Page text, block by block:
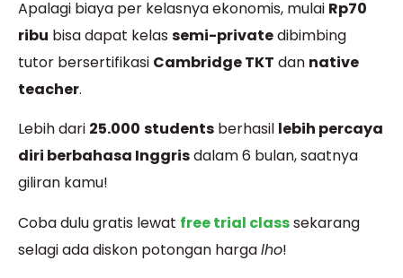
Apalagi biaya per kelasnya ekonomis, mulai Rp70
ribu bisa dapat kelas semi-privatedibimbing
tutor bersertifikasi Cambridge TKT dan native
teacher.
Lebih dari 25.000 students berhasil lebih percaya
diri berbahasa Inggrisdalam 6 bulan, saatnya
giliran kamu!
Coba dulu gratis lewat free trial classsekarang
selagi ada diskon potongan hargalho!